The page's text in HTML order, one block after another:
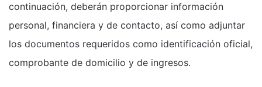
continuación, deberán proporcionar información
personal, financiera y de contacto, así como adjuntar
los documentos requeridos como identificación oficial,
comprobante de domicilio y de ingresos.